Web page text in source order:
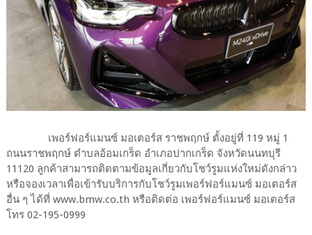
เพอร์ฟอร์แมนซ์ มอเตอร์ส ราชพฤกษ์ ตั้งอยู่ที่ 119 หมู่ 1
ถนนราชพฤกษ์ ตำบลอ้อมเกร็ด อำเภอปากเกร็ด จังหวัดนนทบุรี
11120 ลูกค้าสามารถติดตามข้อมูลเกี่ยวกับโชว์รูมแห่งใหม่ดังกล่าว
หรือจองเวลาเพื่อเข้ารับบริการกับโชว์รูมเพอร์ฟอร์แมนซ์ มอเตอร์ส
อื่น ๆ ได้ที่ www.bmw.co.th หรือติดต่อ เพอร์ฟอร์แมนซ์ มอเตอร์ส
โทร 02-195-0999